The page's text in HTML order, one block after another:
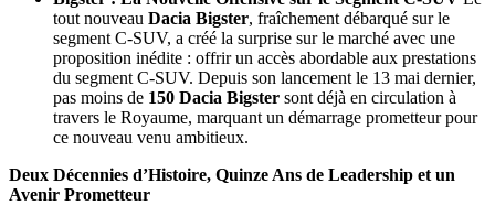
tout nouveau Dacia Bigster, fraîchement débarqué sur le
segment C-SUV, a créé la surprise sur le marché avec une
proposition inédite : offrir un accès abordable aux prestations
du segment C-SUV. Depuis son lancement le 13 mai dernier,
pas moins de 150 Dacia Bigster sont déjà en circulation à
travers le Royaume, marquant un démarrage prometteur pour
ce nouveau venu ambitieux.
Deux Décennies d’Histoire, Quinze Ans de Leadership et un
Avenir Prometteur